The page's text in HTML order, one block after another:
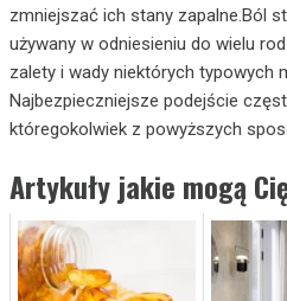
zmniejszać ich stany zapalne.Ból
używany w odniesieniu do wielu
zalety i wady niektórych typowych
Najbezpieczniejsze podejście
któregokolwiek z powyższych
Artykuły jakie mogą